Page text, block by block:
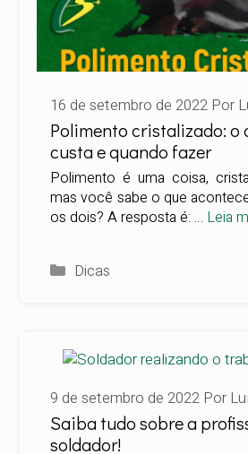
Polimento cristalizado: o
custa e quando fazer
16 de setembro de 2022 Por
Polimento é uma coisa,
mas você sabe o que
os dois? A resposta é: … Leia
Categorias
Dicas
Saiba tudo sobre a
soldador!
9 de setembro de 2022 Por